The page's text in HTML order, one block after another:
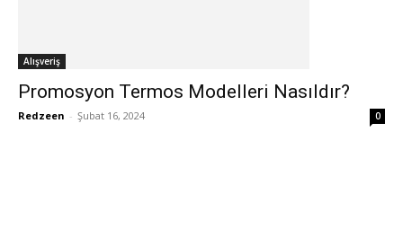
Alışveriş
Promosyon Termos Modelleri Nasıldır?
Redzeen - Şubat 16, 2024 0